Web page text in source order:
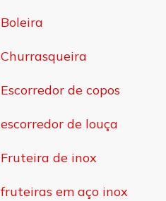
Boleira
Churrasqueira
Escorredor de copos
escorredor de louça
Fruteira de inox
fruteiras em aço inox